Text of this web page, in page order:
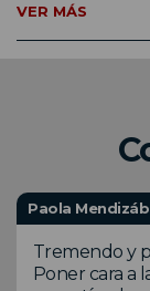
VER MÁS
Paola
Tremendo y
Poner cara a